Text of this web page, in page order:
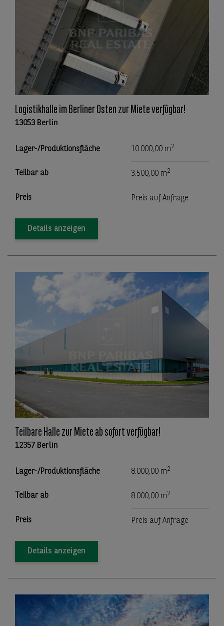
Logistikhalle im Berliner Osten zur Miete verfügbar!
13053 Berlin
Lager-/Produktionsfläche 10.000,00 m2
Teilbar ab 3.500,00 m2
Preis Preis auf Anfrage
Details anzeigen
Teilbare Halle zur Miete ab sofort verfügbar!
12357 Berlin
Lager-/Produktionsfläche 8.000,00 m2
Teilbar ab 8.000,00 m2
Preis Preis auf Anfrage
Details anzeigen